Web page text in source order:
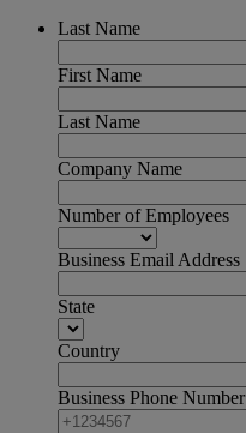
Last Name
First Name
Last Name
Company Name
Number of Employees
Business Email Address
State
Country
Business Phone Number